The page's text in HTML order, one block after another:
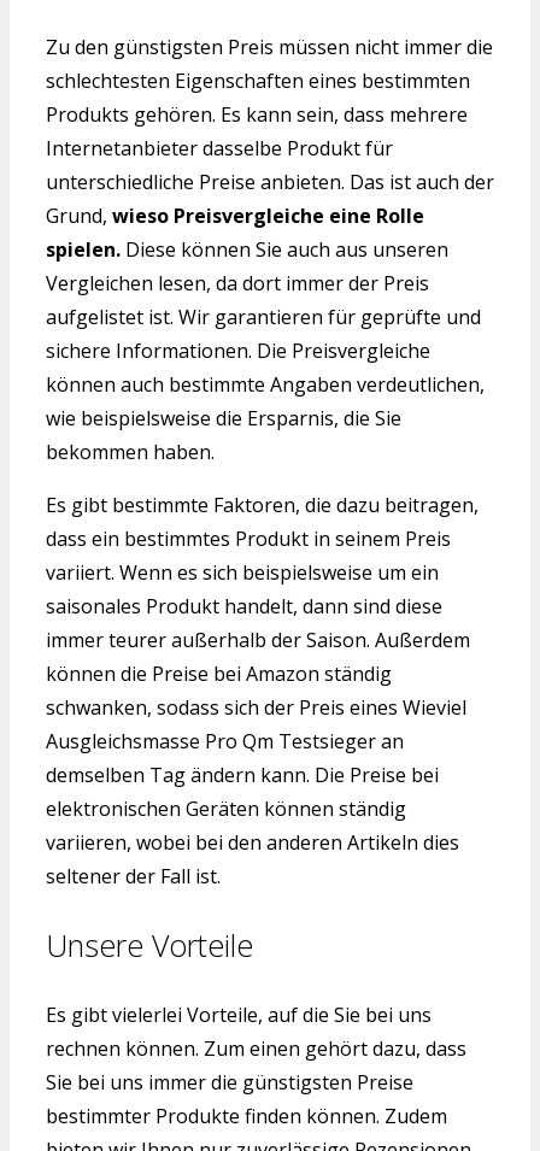
Zu den günstigsten Preis müssen nicht immer die
schlechtesten Eigenschaften eines bestimmten
Produkts gehören. Es kann sein, dass mehrere
Internetanbieter dasselbe Produkt für
unterschiedliche Preise anbieten. Das ist auch der
Grund, wieso Preisvergleiche eine Rolle
spielen. Diese können Sie auch aus unseren
Vergleichen lesen, da dort immer der Preis
aufgelistet ist. Wir garantieren für geprüfte und
sichere Informationen. Die Preisvergleiche
können auch bestimmte Angaben verdeutlichen,
wie beispielsweise die Ersparnis, die Sie
bekommen haben.
Es gibt bestimmte Faktoren, die dazu beitragen,
dass ein bestimmtes Produkt in seinem Preis
variiert. Wenn es sich beispielsweise um ein
saisonales Produkt handelt, dann sind diese
immer teurer außerhalb der Saison. Außerdem
können die Preise bei Amazon ständig
schwanken, sodass sich der Preis eines Wieviel
Ausgleichsmasse Pro Qm Testsieger an
demselben Tag ändern kann. Die Preise bei
elektronischen Geräten können ständig
variieren, wobei bei den anderen Artikeln dies
seltener der Fall ist.
Unsere Vorteile
Es gibt vielerlei Vorteile, auf die Sie bei uns
rechnen können. Zum einen gehört dazu, dass
Sie bei uns immer die günstigsten Preise
bestimmter Produkte finden können. Zudem